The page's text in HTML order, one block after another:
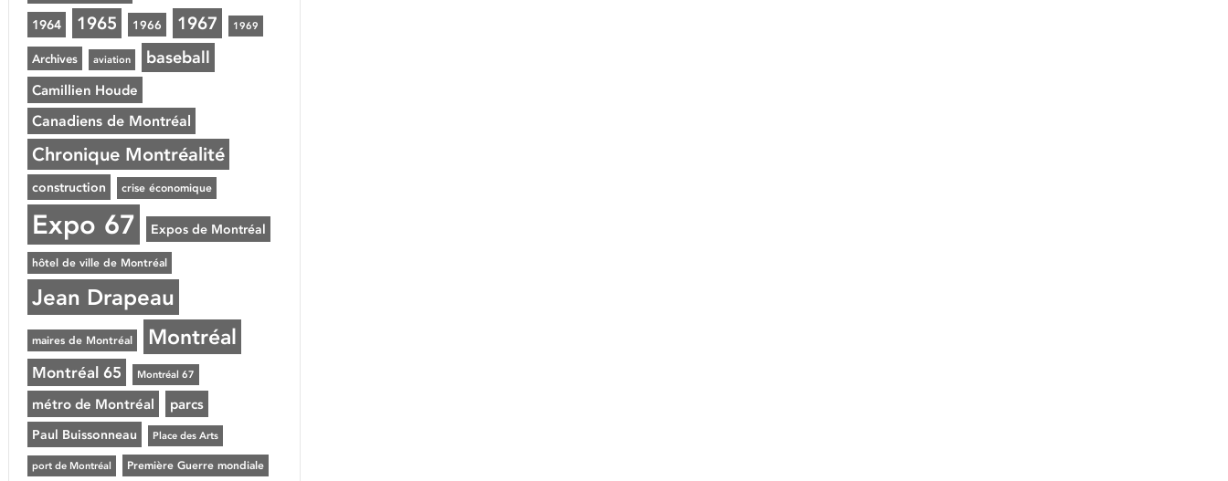
1964 1965 1966 1967 1969
Archives aviation baseball
Camillien Houde
Canadiens de Montréal
Chronique Montréalité
construction crise économique
Expo 67 Expos de Montréal
hôtel de ville de Montréal
Jean Drapeau
maires de Montréal Montréal
Montréal 65 Montréal 67
métro de Montréal parcs
Paul Buissonneau Place des Arts
port de Montréal Première Guerre mondiale